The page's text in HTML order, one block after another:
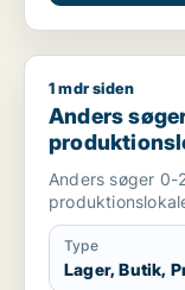
Anders søger
1 mdr siden
Anders
Vesterbro
Anders søger
Type
Lager, Butik,